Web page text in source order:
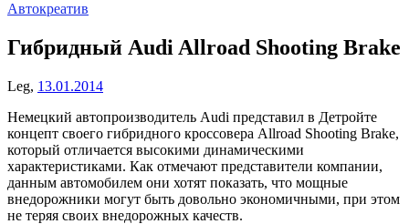
Автокреатив
Гибридный Audi Allroad Shooting Brake
Leg, 13.01.2014
Немецкий автопроизводитель Audi представил в Детройте
концепт своего гибридного кроссовера Allroad Shooting Brake,
который отличается высокими динамическими
характеристиками. Как отмечают представители компании,
данным автомобилем они хотят показать, что мощные
внедорожники могут быть довольно экономичными, при этом
не теряя своих внедорожных качеств.